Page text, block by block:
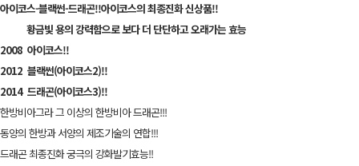
아이코스-블랙썬-드래곤!!아이코스의 최종진화 신상품!!
황금빛 용의 강력함으로 보다 더 단단하고 오래가는 효능
2008 아이코스!!
2012 블랙썬(아이코스2)!!
2014 드래곤(아이코스3)!!
한방비아그라 그 이상의 한방비아 드래곤!!!
동양의 한방과 서양의 제조기술의 연합!!!
드래곤 최종진화 궁극의 강화발기효능!!